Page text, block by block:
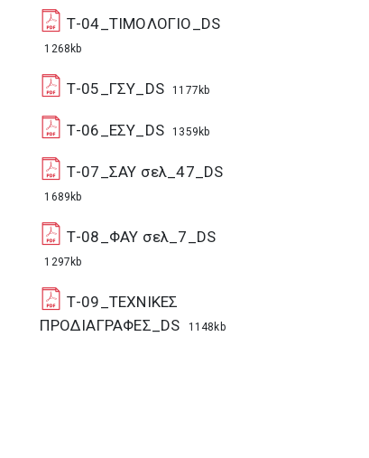
Τ-04_ΤΙΜΟΛΟΓΙΟ_DS
1268kb
Τ-05_ΓΣΥ_DS 1177kb
Τ-06_ΕΣΥ_DS 1359kb
Τ-07_ΣΑΥ σελ_47_DS
1689kb
Τ-08_ΦΑΥ σελ_7_DS
1297kb
Τ-09_ΤΕΧΝΙΚΕΣ
ΠΡΟΔΙΑΓΡΑΦΕΣ_DS
1148kb